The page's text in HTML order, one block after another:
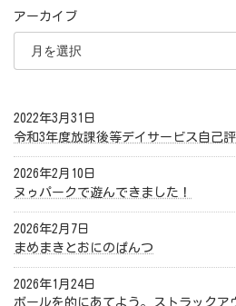
アーカイブ
2022年3月31日
令和3年度放課後等デイサービス自己
2026年2月10日
ヌゥパークで遊んできました！
2026年2月7日
まめまきとおにのぱんつ
2026年1月24日
ボールを的にあてよう。ストラックア